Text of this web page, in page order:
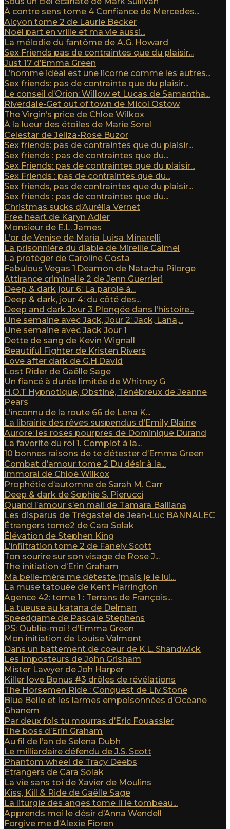
À contre sens tome 4 Confiance de Mercedes...
Alcyon tome 2 de Laurie Becker
Noël part en vrille et ma vie aussi...
La mélodie du fantôme de A.G. Howard
Sex Friends pas de contraintes que du plaisir...
Just 17 d’Emma Green
L’homme idéal est une licorne comme les autres...
Sex friends: pas de contrainte que du plaisir...
Le conseil d’Orion: Willow et Lucas de Samantha...
Riverdale-Get out of town de Micol Ostow
The Virgin’s price de Chloe Wilkox
À la lueur des étoiles de Marie Sorel
Celestar de Jeliza-Rose Buzor
Sex friends: pas de contraintes que du plaisir...
Sex friends : pas de contraintes que du...
Sex Friends: pas de contraintes que du plaisir...
Sex Friends : pas de contraintes que du...
Sex friends, pas de contraintes que du plaisir...
Sex friends : pas de contraintes que du...
Christmas sucks d’Aurélia Vernet
Free heart de Karyn Adler
Monsieur de E.L. James
L’or de Venise de Maria Luisa Minarelli
La prisonnière du diable de Mireille Calmel
La protéger de Caroline Costa
Fabulous Vegas 1.Deamon de Natacha Pilorge
Attirance criminelle 2 de Jenn Guerrieri
Deep & dark jour 6: La parole à...
Deep & dark, jour 4: du côté des...
Deep and dark Jour 3 Plongée dans l’histoire...
Une semaine avec Jack, Jour 2: Jack, Lana,...
Une semaine avec Jack Jour 1
Dette de sang de Kevin Wignall
Beautiful Fighter de Kristen Rivers
Love after dark de G.H.David
Lost Rider de Gaëlle Sage
Un fiancé à durée limitée de Whitney G
H.O.T Hypnotique, Obstiné, Ténébreux de Jeanne
Pears
L’inconnu de la route 66 de Lena K...
La librairie des rêves suspendus d’Emily Blaine
Aurore: les roses pourpres de Dominique Durand
La favorite du roi 1. Complot à la...
10 bonnes raisons de te détester d’Emma Green
Combat d’amour tome 2 Du désir à la...
Immoral de Chloé Wilkox
Prophétie d’automne de Sarah M. Carr
Deep & dark de Sophie S. Pierucci
Quand l’amour s’en mail de Tamara Balliana
Les disparus de Trégastel de Jean-Luc BANNALEC
Étrangers tome2 de Cara Solak
Élévation de Stephen King
L’infiltration tome 2 de Fanely Scott
Ton sourire sur son visage de Rose J...
The initiation d’Erin Graham
Ma belle-mère me déteste (mais je le lui...
La muse tatouée de Kent Harrington
Agence 42: tome 1 : Terrans de François...
La tueuse au katana de Delman
Speedgame de Pascale Stephens
PS: Oublie-moi ! d’Emma Green
Mon initiation de Louise Valmont
Dans un battement de coeur de K.L. Shandwick
Les imposteurs de John Grisham
Mister Lawyer de Joh Harper
Killer love Bonus #3 drôles de révélations
The Horsemen Ride : Conquest de Liv Stone
Blue Belle et les larmes empoisonnées d’Océane
Ghanem
Par deux fois tu mourras d’Eric Fouassier
The boss d’Erin Graham
Au fil de l’an de Selena Dubh
Le milliardaire défendu de J.S. Scott
Phantom wheel de Tracy Deebs
Etrangers de Cara Solak
La vie sans toi de Xavier de Moulins
Kiss, Kill & Ride de Gaëlle Sage
La liturgie des anges tome II le tombeau...
Apprends moi le désir d’Anna Wendell
Forgive me d’Alexie Fioren